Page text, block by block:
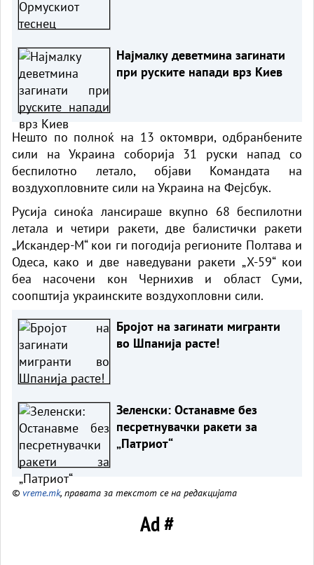
Најмалку деветмина загинати
при руските напади врз Киев
Нешто по полноќ на 13 октомври, одбранбените
сили на Украина соборија 31 руски напад со
беспилотно летало, објави Командата на
воздухопловните сили на Украина на Фејсбук.
Русија синоќа лансираше вкупно 68 беспилотни
летала и четири ракети, две балистички ракети
„Искандер-М“ кои ги погодија регионите Полтава и
Одеса, како и две наведувани ракети „Х-59“ кои
беа насочени кон Чернихив и област Суми,
соопштија украинските воздухопловни сили.
Бројот на загинати мигранти
во Шпанија расте!
Зеленски: Останавме без
песретнувачки ракети за
„Патриот“
© vreme.mk, правата за текстот се на редакцијата
Ad #